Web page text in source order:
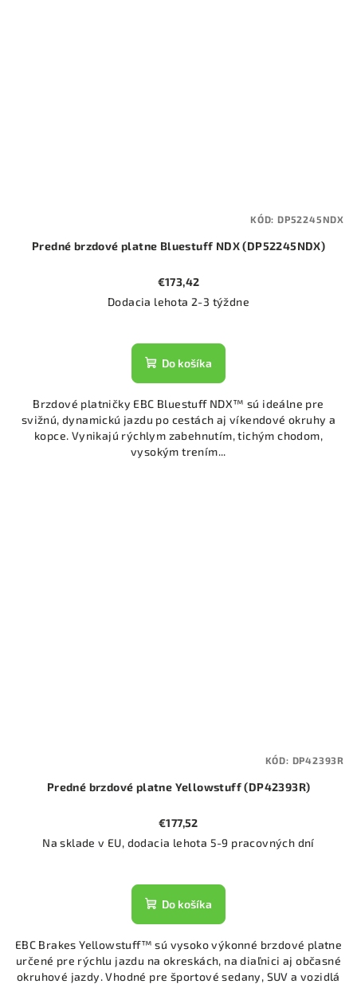
Predné brzdové platne Bluestuff NDX (DP52245NDX)
€173,42
Dodacia lehota 2-3 týždne
Do košíka
Brzdové platničky EBC Bluestuff NDX™ sú ideálne pre
svižnú, dynamickú jazdu po cestách aj víkendové okruhy a
kopce. Vynikajú rýchlym zabehnutím, tichým chodom,
vysokým trením...
KÓD: DP52245NDX
Predné brzdové platne Yellowstuff (DP42393R)
€177,52
Na sklade v EU, dodacia lehota 5-9 pracovných dní
Do košíka
EBC Brakes Yellowstuff™ sú vysoko výkonné brzdové platne
určené pre rýchlu jazdu na okreskách, na diaľnici aj občasné
okruhové jazdy. Vhodné pre športové sedany, SUV a vozidlá
KÓD: DP42393R